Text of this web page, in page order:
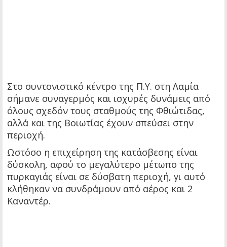
Στο συντονιστικό κέντρο της Π.Υ. στη Λαμία
σήμανε συναγερμός και ισχυρές δυνάμεις από
όλους σχεδόν τους σταθμούς της Φθιώτιδας,
αλλά και της Βοιωτίας έχουν σπεύσει στην
περιοχή.
Ωστόσο η επιχείρηση της κατάσβεσης είναι
δύσκολη, αφού το μεγαλύτερο μέτωπο της
πυρκαγιάς είναι σε δύσβατη περιοχή, γι αυτό
κλήθηκαν να συνδράμουν από αέρος και 2
Καναντέρ.